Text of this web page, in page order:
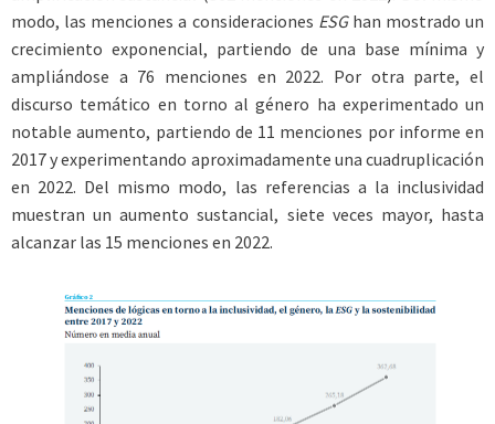
modo, las menciones a consideraciones ESG han mostrado un
crecimiento exponencial, partiendo de una base mínima y
ampliándose a 76 menciones en 2022. Por otra parte, el
discurso temático en torno al género ha experimentado un
notable aumento, partiendo de 11 menciones por informe en
2017 y experimentando aproximadamente una cuadruplicación
en 2022. Del mismo modo, las referencias a la inclusividad
muestran un aumento sustancial, siete veces mayor, hasta
alcanzar las 15 menciones en 2022.